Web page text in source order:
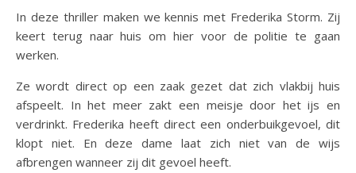
In deze thriller maken we kennis met Frederika Storm. Zij
keert terug naar huis om hier voor de politie te gaan
werken.
Ze wordt direct op een zaak gezet dat zich vlakbij huis
afspeelt. In het meer zakt een meisje door het ijs en
verdrinkt. Frederika heeft direct een onderbuikgevoel, dit
klopt niet. En deze dame laat zich niet van de wijs
afbrengen wanneer zij dit gevoel heeft.